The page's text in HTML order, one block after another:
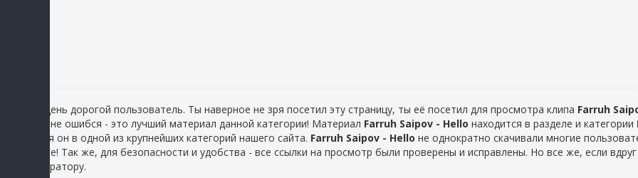
Добрый день дорогой пользователь. Ты наверное не зря посетил эту страницу, ты её посетил для просмотра клипа Farruh
, ты не ошибся - это лучший материал данной категории! Материал Farruh Saipov - Hello находится в разделе и категории
находится он в одной из крупнейших категорий нашего сайта. Farruh Saipov - Hello не однократно скачивали многие
материале! Так же, для безопасности и удобства - все ссылки на просмотр были проверены и исправлены. Но все же, если
администратору.